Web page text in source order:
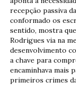
recepção passiva
conformado os
sentido, mostra
Rodrigues via na
desenvolvimento
a chave para
encaminhava mais
primeiros crimes